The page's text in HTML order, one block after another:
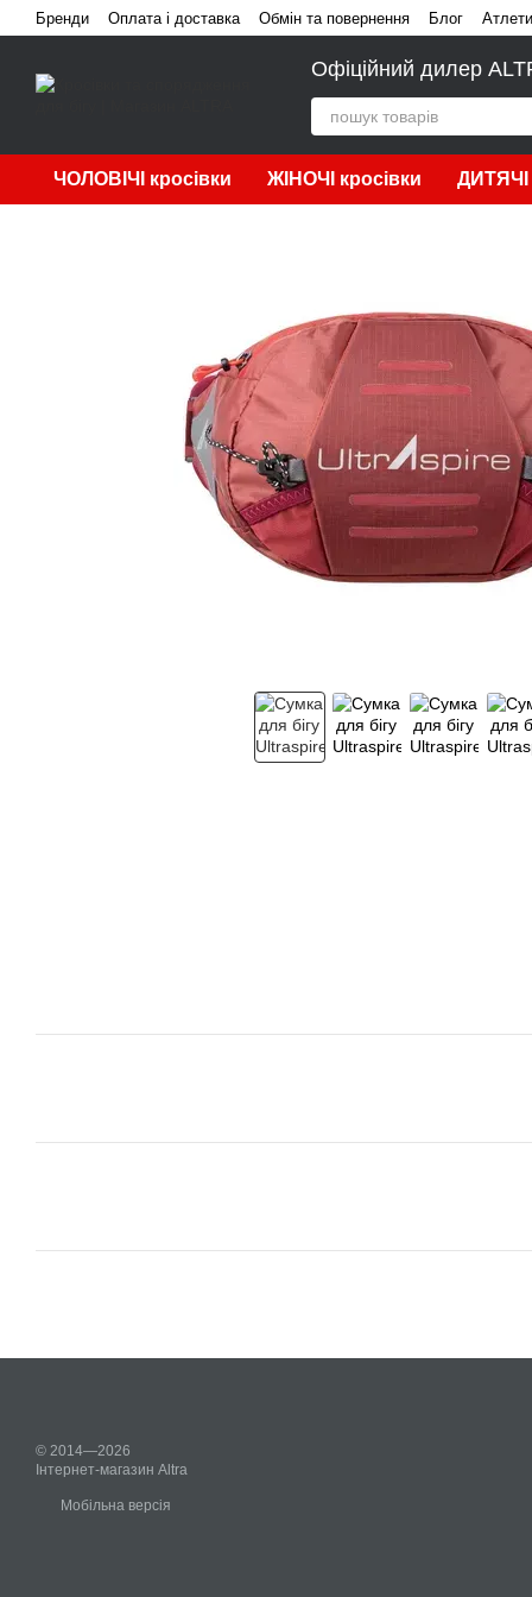
Перейти до основного контенту
Бренди Оплата і доставка Обмін та повернення Блог Атлети
Офіційний дилер
ЧОЛОВІЧІ кросівки ЖІНОЧІ кросівки ДИТЯЧІ
© 2014—2026
Інтернет-магазин Altra
Мобільна версія